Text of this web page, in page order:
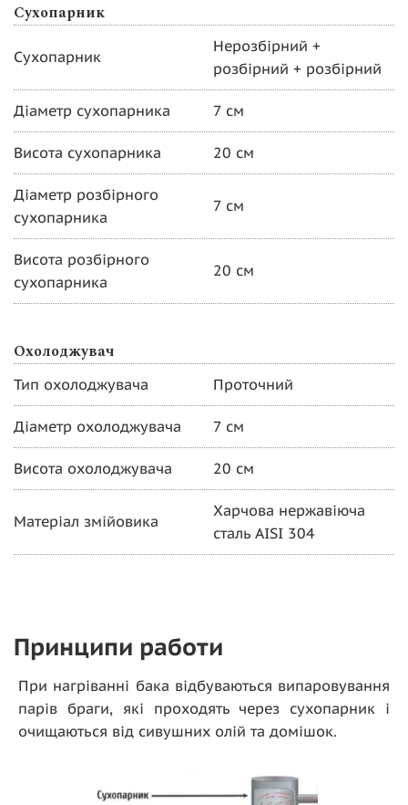
Сухопарник
Сухопарник
Нерозбірний +
розбірний + розбірний
Діаметр сухопарника 7 см
Висота сухопарника 20 см
Діаметр розбірного
сухопарника
7 см
Висота розбірного
сухопарника
20 см
Охолоджувач
Тип охолоджувача Проточний
Діаметр охолоджувача 7 см
Висота охолоджувача 20 см
Матеріал змійовика
Харчова нержавіюча
сталь AISI 304
Принципи работи
При нагріванні бака відбуваються випаровування
парів браги, які проходять через сухопарник і
очищаються від сивушних олій та домішок.